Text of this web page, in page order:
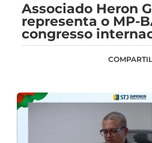
Associado Heron
representa o MP-
congresso